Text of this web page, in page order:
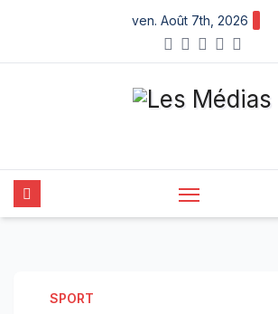
content
ven. Août 7th, 2026
SPORT